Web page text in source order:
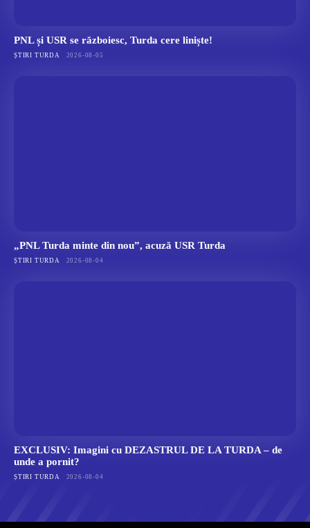
PNL și USR se războiesc, Turda cere liniște!
ȘTIRI TURDA 2026-08-05
„PNL Turda minte din nou”, acuză USR Turda
ȘTIRI TURDA 2026-08-04
EXCLUSIV: Imagini cu DEZASTRUL DE LA TURDA – de
unde a pornit?
ȘTIRI TURDA 2026-08-04